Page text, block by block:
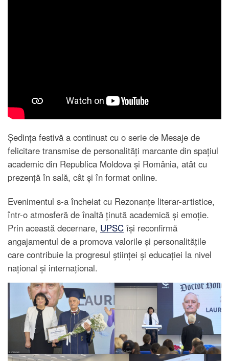
Ședința festivă a continuat cu o serie de Mesaje de
felicitare transmise de personalități marcante din spațiul
academic din Republica Moldova și România, atât cu
prezență în sală, cât și în format online.
Evenimentul s-a încheiat cu Rezonanțe literar-artistice,
într-o atmosferă de înaltă ținută academică și emoție.
Prin această decernare, UPSC își reconfirmă
angajamentul de a promova valorile și personalitățile
care contribuie la progresul științei și educației la nivel
național și internațional.